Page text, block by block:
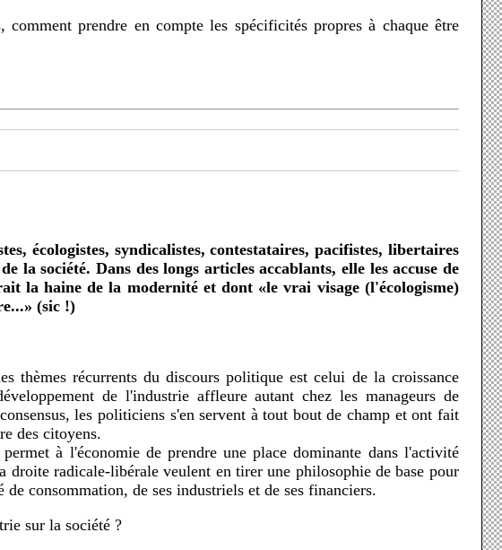
société. Dans des longs articles accablants, elle les accuse de
la haine de la modernité et dont «le vrai visage (l'écologisme)
(sic !)
de l'industrie affleure autant chez les manageurs de
les politiciens s'en servent à tout bout de champ et ont fait
des citoyens.
à l'économie de prendre une place dominante dans l'activité
radicale-libérale veulent en tirer une philosophie de base pour
consommation, de ses industriels et de ses financiers.
sur la société ?